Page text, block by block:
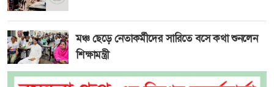
মঞ্চ ছেড়ে নেতাকর্মীদের সারিতে বসে কথা শুনলেন
শিক্ষামন্ত্রী